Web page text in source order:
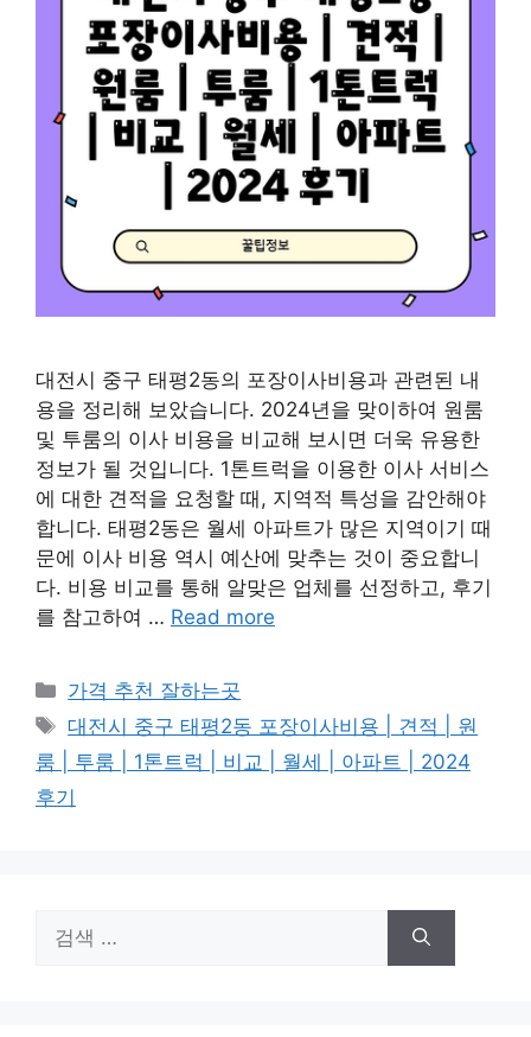
대전시 중구 태평2동의 포장이사비용과 관련된 내
용을 정리해 보았습니다. 2024년을 맞이하여 원룸
및 투룸의 이사 비용을 비교해 보시면 더욱 유용한
정보가 될 것입니다. 1톤트럭을 이용한 이사 서비스
에 대한 견적을 요청할 때, 지역적 특성을 감안해야
합니다. 태평2동은 월세 아파트가 많은 지역이기 때
문에 이사 비용 역시 예산에 맞추는 것이 중요합니
다. 비용 비교를 통해 알맞은 업체를 선정하고, 후기
를 참고하여 … Read more
카
테
고
리
가격 추천 잘하는곳
태
그
대전시 중구 태평2동 포장이사비용 | 견적 | 원
룸 | 투룸 | 1톤트럭 | 비교 | 월세 | 아파트 | 2024
후기
색: